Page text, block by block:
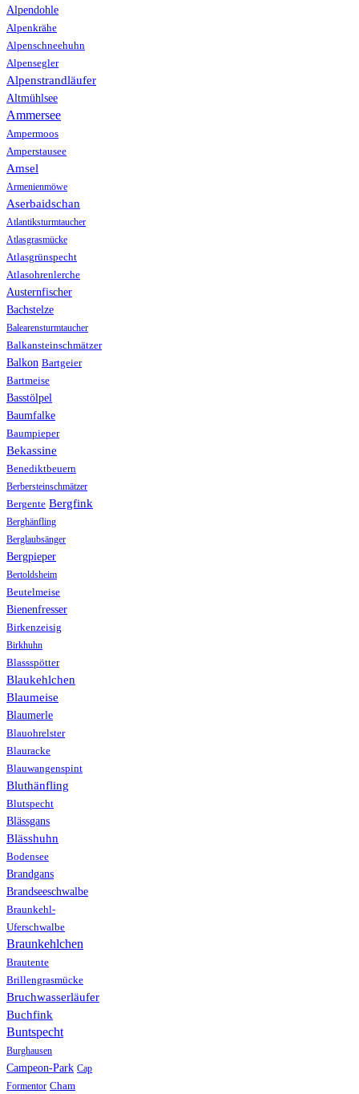
Alpendohle
Alpenkrähe
Alpenschneehuhn
Alpensegler
Alpenstrandläufer
Altmühlsee
Ammersee
Ampermoos
Amperstausee
Amsel
Armenienmöwe
Aserbaidschan
Atlantiksturmtaucher
Atlasgrasmücke
Atlasgrünspecht
Atlasohrenlerche
Austernfischer
Bachstelze
Balearensturmtaucher
Balkansteinschmätzer
Balkon Bartgeier
Bartmeise
Basstölpel
Baumfalke
Baumpieper
Bekassine
Benediktbeuern
Berbersteinschmätzer
Bergente Bergfink
Berghänfling
Berglaubsänger
Bergpieper
Bertoldsheim
Beutelmeise
Bienenfresser
Birkenzeisig
Birkhuhn
Blassspötter
Blaukehlchen
Blaumeise
Blaumerle
Blauohrelster
Blauracke
Blauwangenspint
Bluthänfling
Blutspecht
Blässgans
Blässhuhn
Bodensee
Brandgans
Brandseeschwalbe
Braunkehl-
Uferschwalbe
Braunkehlchen
Brautente
Brillengrasmücke
Bruchwasserläufer
Buchfink
Buntspecht
Burghausen
Campeon-Park Cap
Formentor Cham